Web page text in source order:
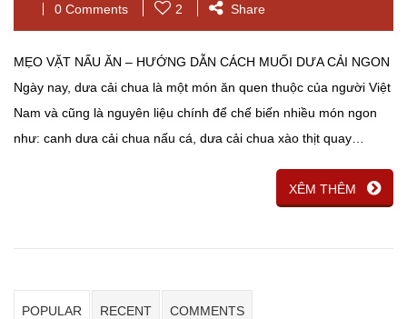
0 Comments
2 Share
MẸO VẶT NẤU ĂN – HƯỚNG DẪN CÁCH MUỐI DƯA CẢI NGON
Ngày nay, dưa cải chua là một món ăn quen thuộc của người Việt
Nam và cũng là nguyên liệu chính để chế biến nhiều món ngon
như: canh dưa cải chua nấu cá, dưa cải chua xào thịt quay…
XÊM THÊM
POPULAR RECENT COMMENTS